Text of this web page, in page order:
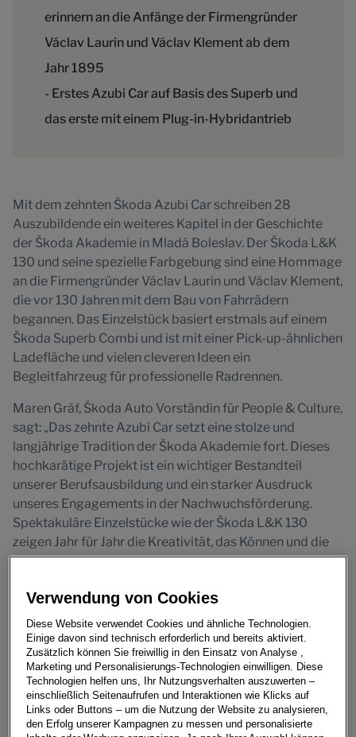
erinnern an die Anfänge der Firmengründer
Václav Laurin und Václav Klement ab dem
Jahr 1895
- Erstes Azubi Car auf Basis des Superb und
das erste mit einem Plug-in-Hybridantrieb
Mit dem zehnten Škoda Azubi Car schreiben 28
Auszubildende ein weiteres Kapitel in der Geschichte
der Škoda Akademie in Mladá Boleslav. Der Škoda L&K
130 und seine spezielle Farbgebung sind eine Hommage
an die Firmengründer Václav Laurin und Václav Klement,
die vor 130 Jahren mit dem Bau von Fahrrädern
begannen. Das Einzelstück basiert erstmals auf einem
Škoda Superb Combi und ist mit einer Pick-up-ähnlichen
Ladefläche und vielen cleveren Ideen ein
Begleitfahrzeug für professionelle Radrennen.
Maren Gräf, Škoda Auto Vorständin für People & Culture,
sagt: „Das zehnte Azubi Car setzt eine stolze und
langjährige Tradition der Škoda Akademie fort. Dieses
hochkarätige Projekt ist ein wichtiger Bestandteil
unserer Berufsausbildung und ein starker Ausdruck
unseres Engagements in der Nachwuchsförderung.
Spektakuläre Einzelstücke wie der Škoda L&K 130
zeigen Jahr für Jahr die Kreativität, das Können und die
Neugier unserer Auszubildenden. Das Azubi-Car-Projekt
Möglichkeit, ihr Wissen in einem praktischen Umfeld
anzuwenden. Es bietet wertvolle Einblicke in das
Innenleben unseres Unternehmens und fördert die
abteilungsübergreifende Zusammenarbeit. Diese enge
Zusammenarbeit ist eine echte Win-Win-Situation: Die
Studenten gewinnen praktische Erfahrung,
Selbstvertrauen und ein starkes Netzwerk für ihre
zukünftige Karriere, während Škoda Auto von den
Verwendung von Cookies
Diese Website verwendet Cookies und ähnliche Technologien.
Einige davon sind technisch erforderlich und bereits aktiviert.
Zusätzlich können Sie freiwillig in den Einsatz von Analyse ,
Marketing und Personalisierungs-Technologien einwilligen. Diese
Technologien helfen uns, Ihr Nutzungsverhalten auszuwerten –
einschließlich Seitenaufrufen und Interaktionen wie Klicks auf
Links oder Buttons – um die Nutzung der Website zu analysieren,
den Erfolg unserer Kampagnen zu messen und personalisierte